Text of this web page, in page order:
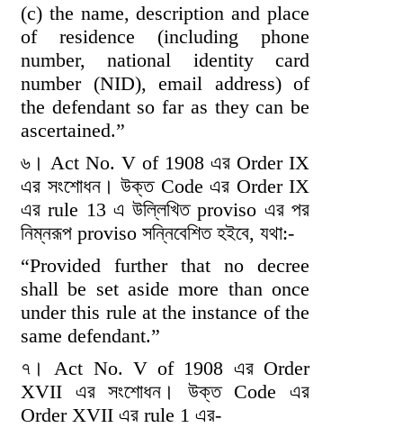
(c) the name, description and place
of residence (including phone
number, national identity card
number (NID), email address) of
the defendant so far as they can be
ascertained.”
৬। Act No. V of 1908 এর Order IX
এর সংশোধন। উক্ত Code এর Order IX
এর rule 13 এ উল্লিখিত proviso এর পর
নিম্নরূপ proviso সন্নিবেশিত হইবে, যথা:-
“Provided further that no decree
shall be set aside more than once
under this rule at the instance of the
same defendant.”
৭। Act No. V of 1908 এর Order
XVII এর সংশোধন। উক্ত Code এর
Order XVII এর rule 1 এর-